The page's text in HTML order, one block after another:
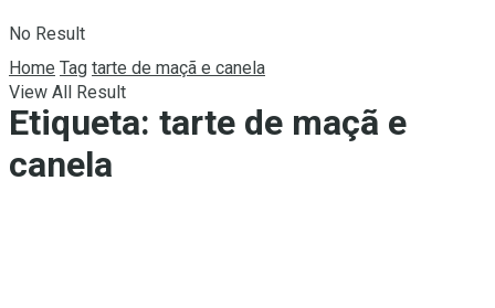
No Result
View All Result
Home Tag tarte de maçã e canela
Etiqueta: tarte de maçã e
canela